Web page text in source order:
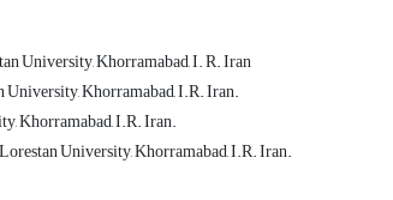
University, Khorramabad, I. R. Iran
University, Khorramabad, I.R. Iran.
Khorramabad, I.R. Iran.
University, Khorramabad, I.R. Iran.